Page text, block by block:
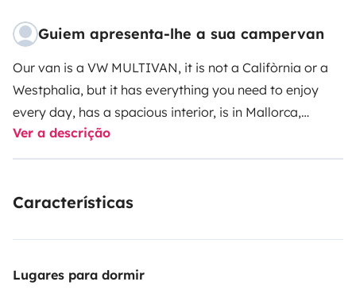
Guiem apresenta-lhe a sua campervan
Our van is a VW MULTIVAN, it is not a Califòrnia or a
Westphalia, but it has everything you need to enjoy
every day, has a spacious interior, is in Mallorca,
BALEARIC ISLANDS, a few minutes from Palma.
Thoroughly restored by ourselves, to enjoy it in Family
Island of Palma de Mallorca, all-risk insurance with
bed, perfect for a different awakening every morning,
Ver a descrição
Características
Lugares para dormir